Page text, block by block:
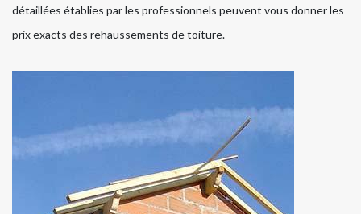
détaillées établies par les professionnels peuvent vous donner les
prix exacts des rehaussements de toiture.